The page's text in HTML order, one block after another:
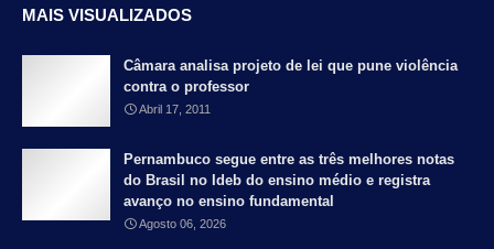
MAIS VISUALIZADOS
Câmara analisa projeto de lei que pune violência
contra o professor
Abril 17, 2011
Pernambuco segue entre as três melhores notas
do Brasil no Ideb do ensino médio e registra
avanço no ensino fundamental
Agosto 06, 2026